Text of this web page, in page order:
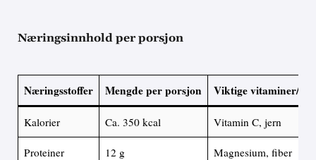
Næringsinnhold per porsjon
Næringsstoffer Mengde per porsjon Viktige vitaminer/
Kalorier Ca. 350 kcal Vitamin C, jern
Proteiner 12 g Magnesium, fiber